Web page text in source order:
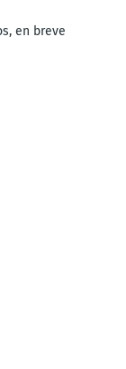
en breve